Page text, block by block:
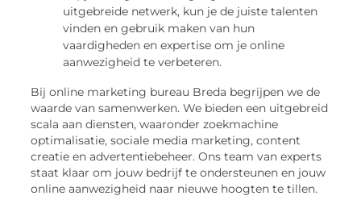
uitgebreide netwerk, kun je de juiste talenten
vinden en gebruik maken van hun
vaardigheden en expertise om je online
aanwezigheid te verbeteren.
Bij online marketing bureau Breda begrijpen we de
waarde van samenwerken. We bieden een uitgebreid
scala aan diensten, waaronder zoekmachine
optimalisatie, sociale media marketing, content
creatie en advertentiebeheer. Ons team van experts
staat klaar om jouw bedrijf te ondersteunen en jouw
online aanwezigheid naar nieuwe hoogten te tillen.